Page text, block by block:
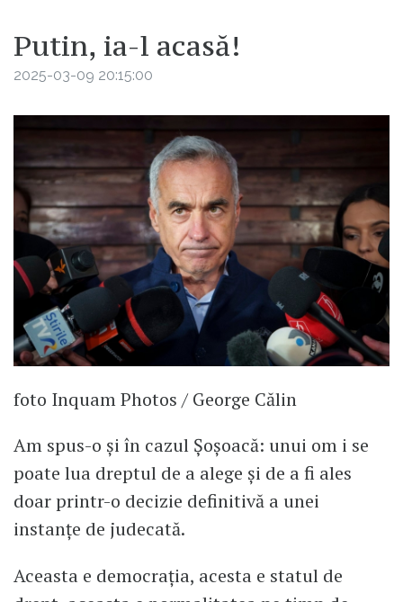
Putin, ia-l acasă!
2025-03-09 20:15:00
foto Inquam Photos / George Călin
Am spus-o și în cazul Șoșoacă: unui om i se
poate lua dreptul de a alege și de a fi ales
doar printr-o decizie definitivă a unei
instanțe de judecată.
Aceasta e democrația, acesta e statul de